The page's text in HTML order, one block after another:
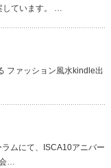
しています。 …
ファッション風水kindle出
ムにて、ISCA10アニバー
…